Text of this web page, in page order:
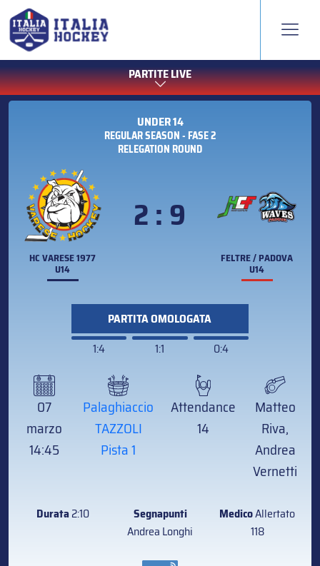
PARTITE LIVE
UNDER 14
REGULAR SEASON - FASE 2
RELEGATION ROUND
HC VARESE 1977
U14
2 : 9
FELTRE / PADOVA
U14
PARTITA OMOLOGATA
1:4
1:1 0:4
07
marzo
14:45
Palaghiaccio
TAZZOLI
Pista 1
Attendance
14
Matteo
Riva,
Andrea
Vernetti
Durata2:10
Segnapunti
Andrea Longhi
MedicoAllertato
118